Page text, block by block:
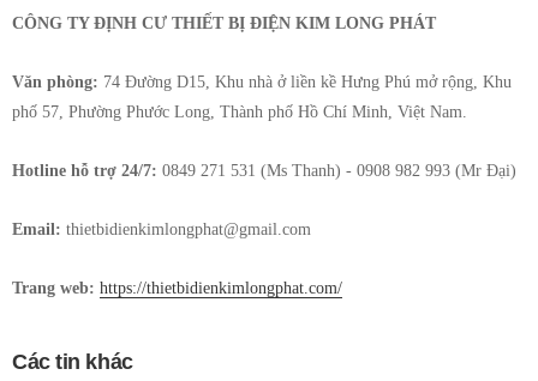
CÔNG TY ĐỊNH CƯ THIẾT BỊ ĐIỆN KIM LONG PHÁT
Văn phòng: 74 Đường D15, Khu nhà ở liền kề Hưng Phú mở rộng, Khu
phố 57, Phường Phước Long, Thành phố Hồ Chí Minh, Việt Nam.
Hotline hỗ trợ 24/7: 0849 271 531 (Ms Thanh) - 0908 982 993​ (Mr Đại)
Email: thietbidienkimlongphat@gmail.com
Trang web: https://thietbidienkimlongphat.com/
Các tin khác